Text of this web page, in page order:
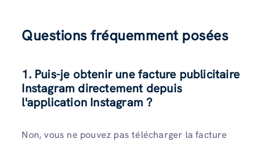
Questions fréquemment posées
1. Puis-je obtenir une facture publicitaire
Instagram directement depuis
l'application Instagram ?
Non, vous ne pouvez pas télécharger la facture